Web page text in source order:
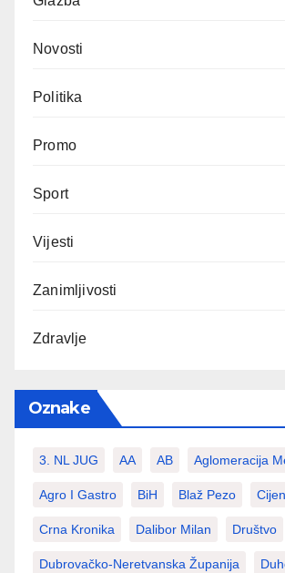
Novosti
Politika
Promo
Sport
Vijesti
Zanimljivosti
Zdravlje
Oznake
3. NL JUG AA AB Aglomeracija
Agro I Gastro BiH Blaž Pezo
Crna Kronika Dalibor Milan Društvo
Dubrovačko-Neretvanska Županija